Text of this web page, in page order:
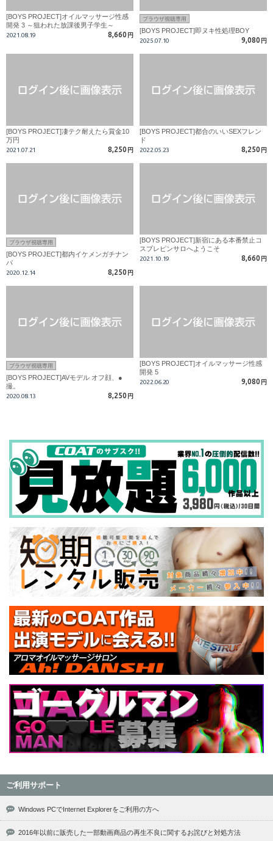
[BOYS PROJECT]オイルマッサージ性感
開発 3 ～狙われた放課後男子学生～
2021.08.19 8,660 円
ブラウザ視聴専用
[BOYS PROJECT]即ヌキ性処理BOY
2025.07.10 9,080 円
[BOYS PROJECT]凄テク耐えたら賞金10
万円
2021.07.21 8,250 円
[BOYS PROJECT]都合のいいSEXフレン
ド
2022.05.23 8,250 円
ブラウザ視聴専用
[BOYS PROJECT]都内イケメンガチナン
パ
2020.12.14 8,250 円
[BOYS PROJECT]新宿にある本番禁止コ
スプレピンサロへようこそ
2021.10.19 8,660 円
ブラウザ視聴専用
[BOYS PROJECT]AVモデル オフ顔、●
撮。
2020.08.13 8,250 円
[BOYS PROJECT]オイルマッサージ性感
開発 5
2022.06.20 9,080 円
ご利用サポート
Windows PCでInternet Explorerをご利用の方へ
2016年以前に販売した一部動画商品の再生不良に関するお詫びと対処方法